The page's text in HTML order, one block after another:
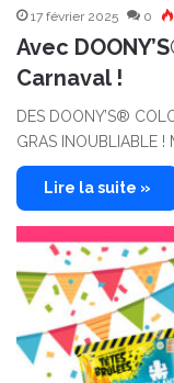
17 février 2025 0
Avec
Carnaval !
DES DOONY’S®
GRAS INOUBLIABLE !
Lire la suite »